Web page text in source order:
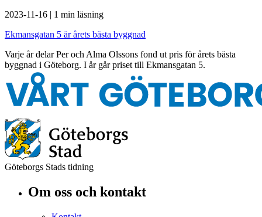
2023-11-16 | 1 min läsning
Ekmansgatan 5 är årets bästa byggnad
Varje år delar Per och Alma Olssons fond ut pris för årets bästa
byggnad i Göteborg. I år går priset till Ekmansgatan 5.
Göteborgs Stads tidning
Om oss och kontakt